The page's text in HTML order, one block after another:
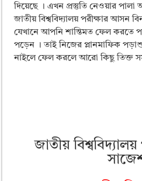
ময়মনসিংহ বোর্ড এইচএসসি রেজাল্ট
দিনাজপুর বোর্ড এইচএসসি রেজাল্ট ২০২৫
সিলেট বোর্ড এইচএসসি রেজাল্ট ২০২৫ –
দিয়েছে । এখন প্রস্তুতি নেওয়ার
জাতীয় বিশ্ববিদ্যালয় পরীক্ষার আসন
যেখানে আপনি শান্তিমত ফেল করতে
পড়েন । তাই নিজের প্লানমাফিক
নাইলে ফেল করলে আরো কিছু তিক্ত
জাতীয় বিশ্ববিদ্যালয়